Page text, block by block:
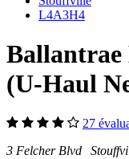
L4A3H4
Ballantrae
(U-Haul
27
3 Felcher Blvd